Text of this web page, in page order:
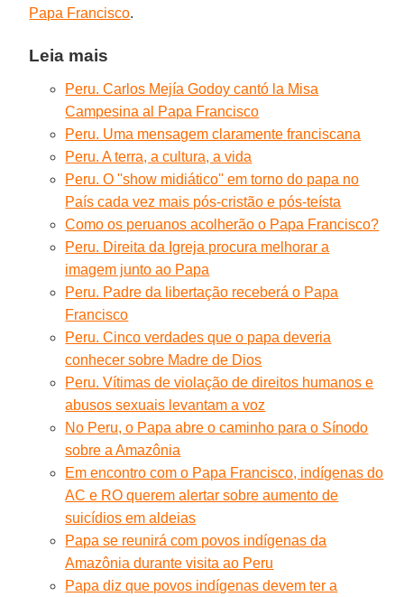
Papa Francisco.
Leia mais
Peru. Carlos Mejía Godoy cantó la Misa
Campesina al Papa Francisco
Peru. Uma mensagem claramente franciscana
Peru. A terra, a cultura, a vida
Peru. O ''show midiático'' em torno do papa no
País cada vez mais pós-cristão e pós-teísta
Como os peruanos acolherão o Papa Francisco?
Peru. Direita da Igreja procura melhorar a
imagem junto ao Papa
Peru. Padre da libertação receberá o Papa
Francisco
Peru. Cinco verdades que o papa deveria
conhecer sobre Madre de Dios
Peru. Vítimas de violação de direitos humanos e
abusos sexuais levantam a voz
No Peru, o Papa abre o caminho para o Sínodo
sobre a Amazônia
Em encontro com o Papa Francisco, indígenas do
AC e RO querem alertar sobre aumento de
suicídios em aldeias
Papa se reunirá com povos indígenas da
Amazônia durante visita ao Peru
Papa diz que povos indígenas devem ter a